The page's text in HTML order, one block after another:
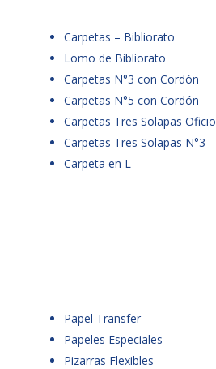
Carpetas – Bibliorato
Lomo de Bibliorato
Carpetas N°3 con Cordón
Carpetas N°5 con Cordón
Carpetas Tres Solapas Oficio
Carpetas Tres Solapas N°3
Carpeta en L
Papel Transfer
Papeles Especiales
Pizarras Flexibles